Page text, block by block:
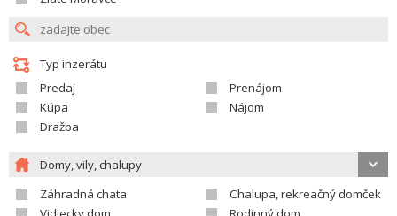
Typ inzerátu
Predaj
Prenájom
Kúpa
Nájom
Dražba
Domy, vily, chalupy
Záhradná chata
Chalupa, rekreačný domček